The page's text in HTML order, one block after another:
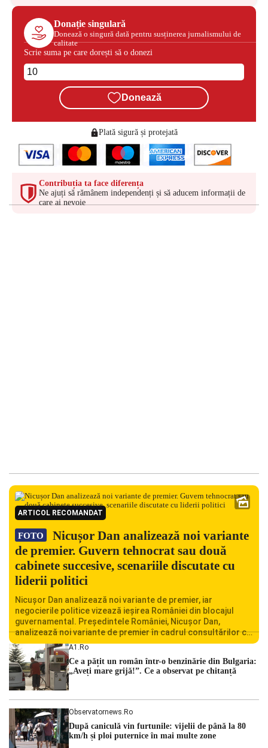
Donație singulară
Donează o singură dată pentru susținerea jurnalismului de
calitate
Scrie suma pe care dorești să o donezi
Donează
Plată sigură și protejată
Contribuția ta face diferența
Ne ajuți să rămânem independenți și să aducem informații de
care ai nevoie
ARTICOL RECOMANDAT
FOTO
Nicușor Dan analizează noi variante
de premier. Guvern tehnocrat sau două
cabinete succesive, scenariile discutate cu
liderii politici
Nicușor Dan analizează noi variante de premier, iar
negocierile politice vizează ieșirea României din blocajul
guvernamental. Președintele României, Nicușor Dan,
analizează noi variante de premier în cadrul consultărilor cu
liderii politici. Ciprian Ciucu vorbește despre scenariul unui
guvern tehnocrat și despre posibilitatea a două cabinete
succesive. Nicușor Dan analizează noi variante de premier
România traversează […]
A1.ro
Ce a pățit un român într-o benzinărie din Bulgaria:
„Aveți mare grijă!”. Ce a observat pe chitanță
Observatornews.ro
După caniculă vin furtunile: vijelii de până la 80
km/h și ploi puternice în mai multe zone